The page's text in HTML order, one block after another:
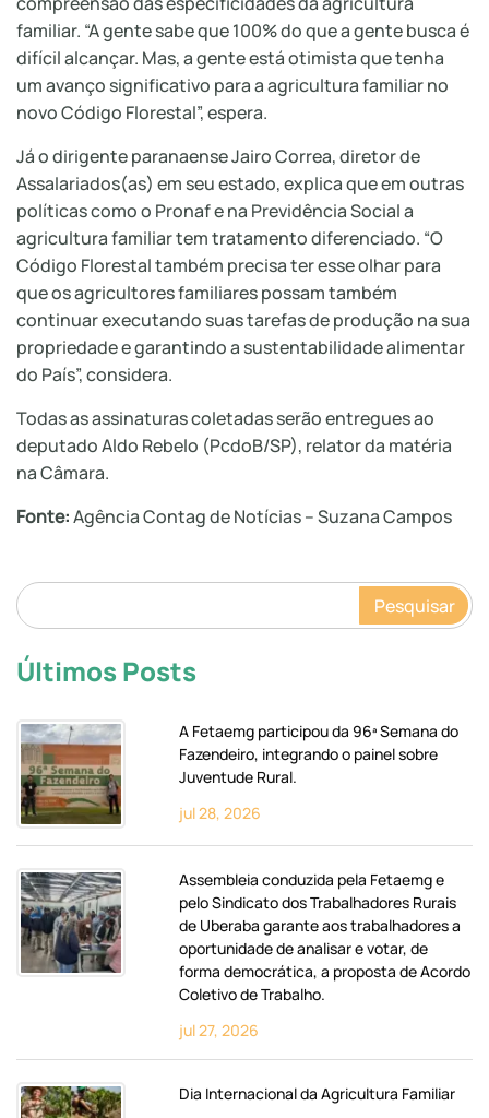
familiar. “A gente sabe que 100% do que a gente busca é
difícil alcançar. Mas, a gente está otimista que tenha
um avanço significativo para a agricultura familiar no
novo Código Florestal”, espera.
Já o dirigente paranaense Jairo Correa, diretor de
Assalariados(as) em seu estado, explica que em outras
políticas como o Pronaf e na Previdência Social a
agricultura familiar tem tratamento diferenciado. “O
Código Florestal também precisa ter esse olhar para
que os agricultores familiares possam também
continuar executando suas tarefas de produção na sua
propriedade e garantindo a sustentabilidade alimentar
do País”, considera.
Todas as assinaturas coletadas serão entregues ao
deputado Aldo Rebelo (PcdoB/SP), relator da matéria
na Câmara.
Fonte:Agência Contag de Notícias – Suzana Campos
Pesquisar
Últimos Posts
A Fetaemg participou da 96ª Semana do
Fazendeiro, integrando o painel sobre
Juventude Rural.
jul 28, 2026
Assembleia conduzida pela Fetaemg e
pelo Sindicato dos Trabalhadores Rurais
de Uberaba garante aos trabalhadores a
oportunidade de analisar e votar, de
forma democrática, a proposta de Acordo
Coletivo de Trabalho.
jul 27, 2026
Dia Internacional da Agricultura Familiar